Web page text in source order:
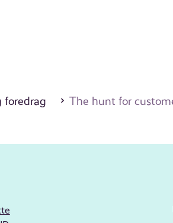
foredrag The hunt for